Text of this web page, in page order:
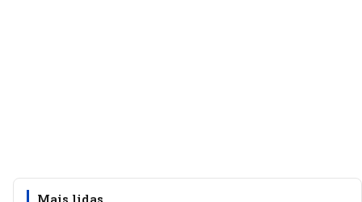
Mais lidas